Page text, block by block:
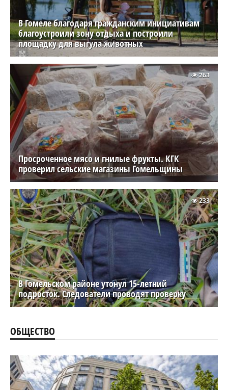
В Гомеле благодаря гражданским инициативам
благоустроили зону отдыха и построили
площадку для выгула животных
Просроченное мясо и гнилые фрукты. КГК
проверил сельские магазины Гомельщины
263
В Гомельском районе утонул 15-летний
подросток. Следователи проводят проверку
233
ОБЩЕСТВО